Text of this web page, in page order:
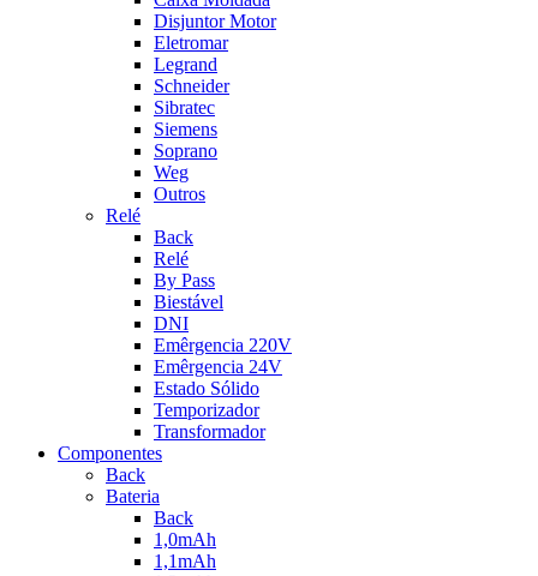
Disjuntor Motor
Eletromar
Legrand
Schneider
Sibratec
Siemens
Soprano
Weg
Outros
Relé
Back
Relé
By Pass
Biestável
DNI
Emêrgencia 220V
Emêrgencia 24V
Estado Sólido
Temporizador
Transformador
Componentes
Back
Bateria
Back
1,0mAh
1,1mAh